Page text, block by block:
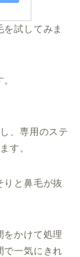
試してみま
、専用のステ
す。
りと鼻毛が抜
をかけて処理
で一気にきれ